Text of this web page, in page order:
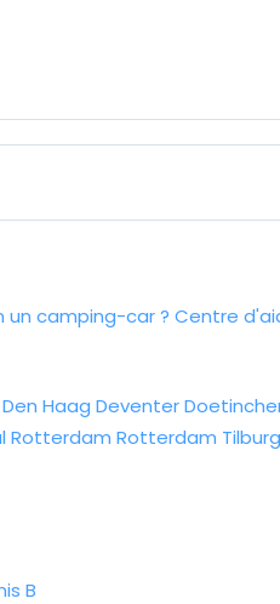
camping-car ? Centre
Den Haag Deventer
Rotterdam Rotterdam Tilburg
B